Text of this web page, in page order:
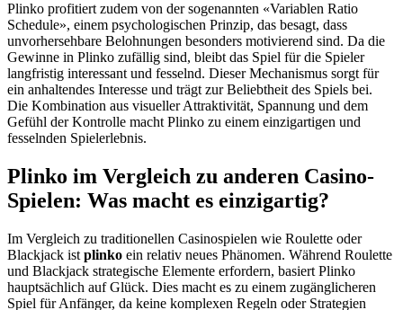
Plinko profitiert zudem von der sogenannten «Variablen Ratio
Schedule», einem psychologischen Prinzip, das besagt, dass
unvorhersehbare Belohnungen besonders motivierend sind. Da die
Gewinne in Plinko zufällig sind, bleibt das Spiel für die Spieler
langfristig interessant und fesselnd. Dieser Mechanismus sorgt für
ein anhaltendes Interesse und trägt zur Beliebtheit des Spiels bei.
Die Kombination aus visueller Attraktivität, Spannung und dem
Gefühl der Kontrolle macht Plinko zu einem einzigartigen und
fesselnden Spielerlebnis.
Plinko im Vergleich zu anderen Casino-
Spielen: Was macht es einzigartig?
Im Vergleich zu traditionellen Casinospielen wie Roulette oder
Blackjack ist plinko ein relativ neues Phänomen. Während Roulette
und Blackjack strategische Elemente erfordern, basiert Plinko
hauptsächlich auf Glück. Dies macht es zu einem zugänglicheren
Spiel für Anfänger, da keine komplexen Regeln oder Strategien